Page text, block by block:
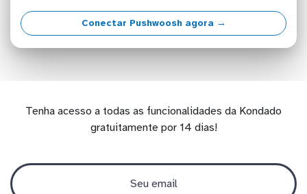
Conectar Pushwoosh agora →
Tenha acesso a todas as funcionalidades da Kondado
gratuitamente por 14 dias!